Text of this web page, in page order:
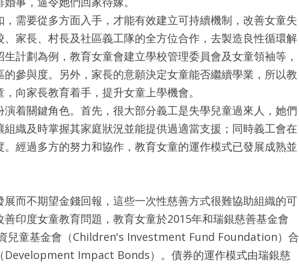
需要從多方面入手，才能有效建立可持續機制，改善女童失
家長、村長及社區義工隊的全方位合作，去製造良性循環解
計劃為例，教育女童會建立學校管理委員會及女童領袖等，
參與度。另外，家長的意願決定女童能否繼續學業，所以教
向家長教育着手，提升女童上學機會。
着關鍵角色。首先，很大部分義工是失學兒童過來人，她們
織及時掌握其家庭狀況並能提供過適當支援；同時義工會在
經過多方的努力和協作，教育女童的運作模式已發展成熟並
而不期望金錢回報，這些一次性慈善方式很難協助組織的可
印度女童教育問題，教育女童於2015年和瑞銀慈善基金會
兒童基金會（Children's Investment Fund Foundation）合
Development Impact Bonds）。債券的運作模式由瑞銀慈